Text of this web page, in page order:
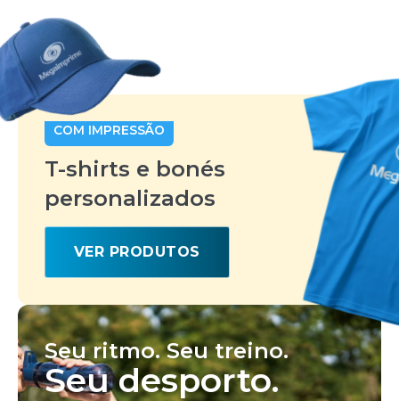
COM IMPRESSÃO
T-shirts e bonés
personalizados
VER PRODUTOS
Seu ritmo. Seu treino.
Seu desporto.